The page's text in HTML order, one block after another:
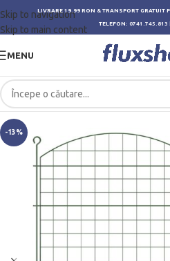
Skip to navigation
Skip to main content
LIVRARE 19.99 RON & TRANSPORT GRATUIT
TELEFON: 0741.745.813
MENU
-13%